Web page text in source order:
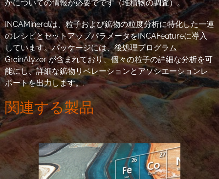
かについての情報が必要でです（堆積物の調査）。
INCAMineralは、粒子および鉱物の粒度分析に特化した一連
のレシピとセットアップパラメータをINCAFeatureに導入
しています。パッケージには、後処理プログラム
GrainAlyzer が含まれており、個々の粒子の詳細な分析を可
能にし、詳細な鉱物リベレーションとアソシエーションレ
ポートを出力します。.
関連する製品